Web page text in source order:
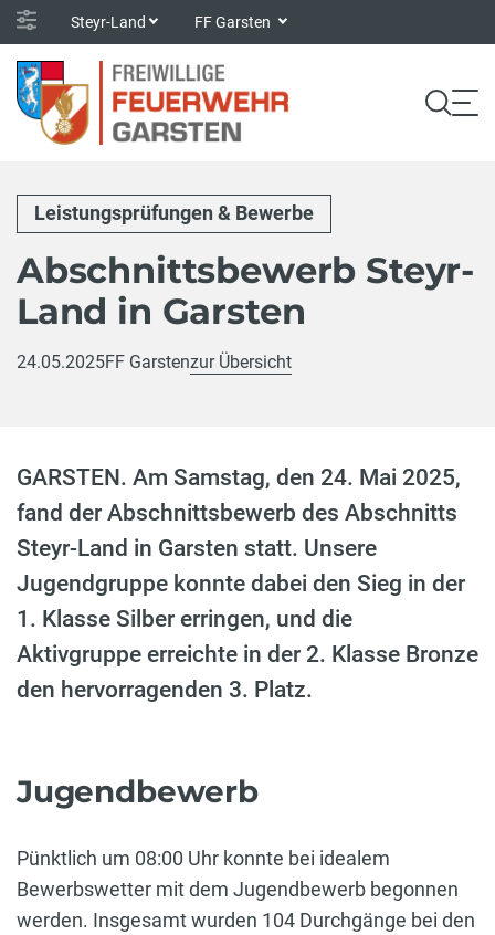
Steyr-Land FF Garsten
Leistungsprüfungen & Bewerbe
Abschnittsbewerb Steyr-
Land in Garsten
24.05.2025FF Garstenzur Übersicht
GARSTEN. Am Samstag, den 24. Mai 2025,
fand der Abschnittsbewerb des Abschnitts
Steyr-Land in Garsten statt. Unsere
Jugendgruppe konnte dabei den Sieg in der
1. Klasse Silber erringen, und die
Aktivgruppe erreichte in der 2. Klasse Bronze
den hervorragenden 3. Platz.
Jugendbewerb
Pünktlich um 08:00 Uhr konnte bei idealem
Bewerbswetter mit dem Jugendbewerb begonnen
werden. Insgesamt wurden 104 Durchgänge bei den